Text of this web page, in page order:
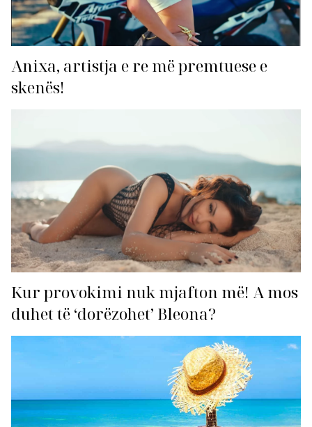
Anixa, artistja e re më premtuese e
skenës!
Kur provokimi nuk mjafton më! A mos
duhet të ‘dorëzohet’ Bleona?